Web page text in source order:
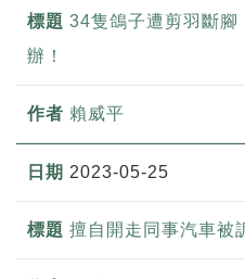
34隻鴿子遭剪羽斷
辦！
賴威平
2023-05-25
擅自開走同事汽車